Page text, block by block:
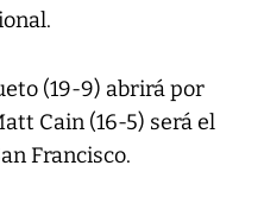
(19-9) abrirá por
Cain (16-5) será el
Francisco.